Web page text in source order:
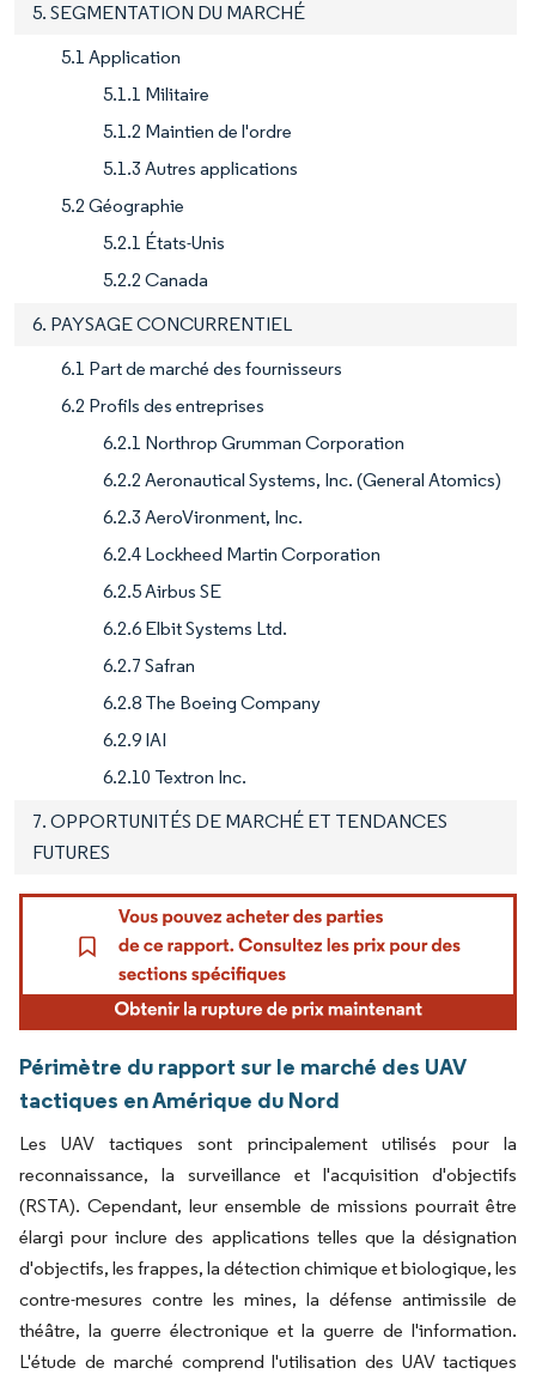
5. SEGMENTATION DU MARCHÉ
5.1 Application
5.1.1 Militaire
5.1.2 Maintien de l'ordre
5.1.3 Autres applications
5.2 Géographie
5.2.1 États-Unis
5.2.2 Canada
6. PAYSAGE CONCURRENTIEL
6.1 Part de marché des fournisseurs
6.2 Profils des entreprises
6.2.1 Northrop Grumman Corporation
6.2.2 Aeronautical Systems, Inc. (General Atomics)
6.2.3 AeroVironment, Inc.
6.2.4 Lockheed Martin Corporation
6.2.5 Airbus SE
6.2.6 Elbit Systems Ltd.
6.2.7 Safran
6.2.8 The Boeing Company
6.2.9 IAI
6.2.10 Textron Inc.
7. OPPORTUNITÉS DE MARCHÉ ET TENDANCES
FUTURES
Périmètre du rapport sur le marché des UAV
tactiques en Amérique du Nord
Les UAV tactiques sont principalement utilisés pour la
reconnaissance, la surveillance et l'acquisition d'objectifs
(RSTA). Cependant, leur ensemble de missions pourrait être
élargi pour inclure des applications telles que la désignation
d'objectifs, les frappes, la détection chimique et biologique, les
contre-mesures contre les mines, la défense antimissile de
théâtre, la guerre électronique et la guerre de l'information.
L'étude de marché comprend l'utilisation des UAV tactiques